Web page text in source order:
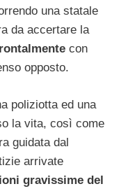
una statale
da accertare la
con
opposto.
poliziotta ed una
la vita, così come
guidata dal
arrivate
gravissime del